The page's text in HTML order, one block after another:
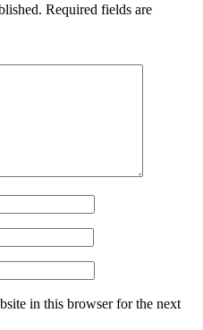
Required fields are
in this browser for the next